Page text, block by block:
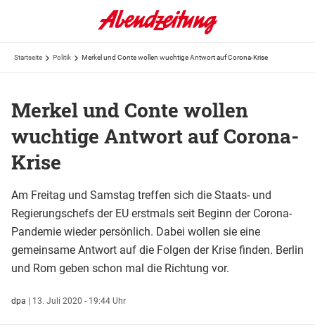
Startseite Politik Merkel und Conte wollen wuchtige Antwort auf Corona-Krise
Merkel und Conte wollen
wuchtige Antwort auf Corona-
Krise
Am Freitag und Samstag treffen sich die Staats- und
Regierungschefs der EU erstmals seit Beginn der Corona-
Pandemie wieder persönlich. Dabei wollen sie eine
gemeinsame Antwort auf die Folgen der Krise finden. Berlin
und Rom geben schon mal die Richtung vor.
dpa | 13. Juli 2020 - 19:44 Uhr